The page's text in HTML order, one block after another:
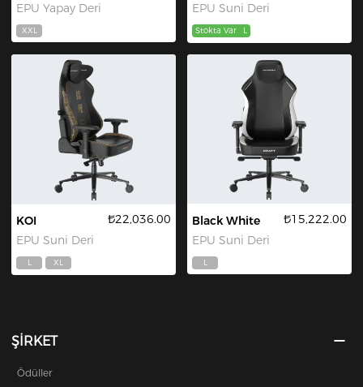
EPU Yapay Deri
XXL
EPU Suni Deri
Stokta Var L
KOI
EPU Suni Deri
₺22,036.00
L XL
Black White
EPU Suni Deri
₺15,222.00
L
ŞİRKET
Ödüller